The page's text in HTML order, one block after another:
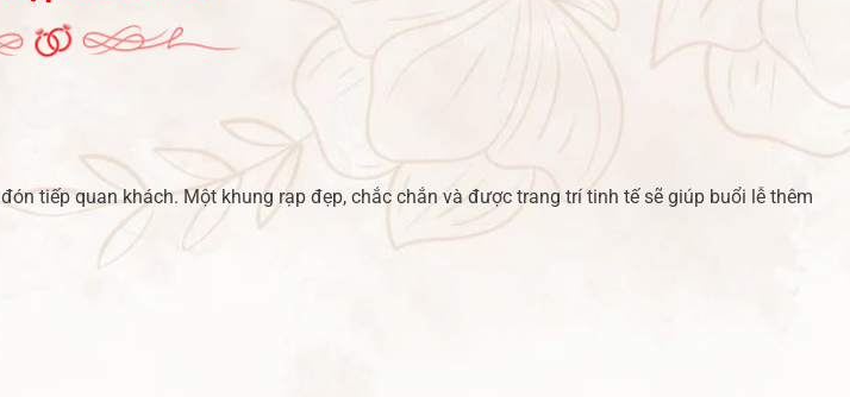
tiếp quan khách. Một khung rạp đẹp, chắc chắn và được trang trí tinh tế sẽ giúp buổi lễ thêm